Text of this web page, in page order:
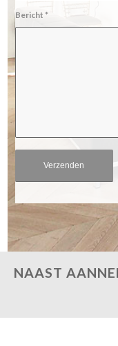
Bericht *
NAAST